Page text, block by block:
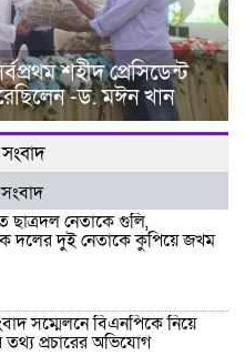
শহীদ প্রেসিডেন্ট
-ড. মঈন খান
ছাত্রদল নেতাকে গুলি,
দলের দুই নেতাকে কুপিয়ে জখম
সম্মেলনে বিএনপিকে নিয়ে
তথ্য প্রচারের অভিযোগ